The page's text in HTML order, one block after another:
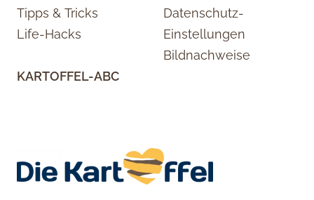
Tipps & Tricks
Life-Hacks
KARTOFFEL-ABC
Datenschutz-
Einstellungen
Bildnachweise